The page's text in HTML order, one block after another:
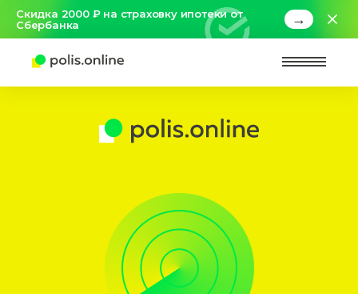
Скидка 2000 ₽ на страховку ипотеки от
Сбербанка
→